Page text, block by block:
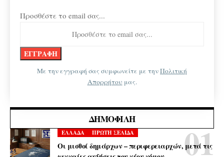
Προσθέστε το email σας...
Με την εγγραφή σας συμφωνείτε με τηνΠολιτική
Απορρήτου μας.
ΔΗΜΟΦΙΛΉ
ΕΛΛΑΔΑ ΠΡΩΤΗ ΣΕΛΙΔΑ
Οι μισθοί δημάρχων – περιφερειαρχών, μετά τις